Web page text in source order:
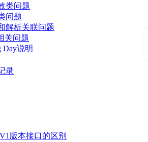
类问题
问题
解析关联问题
关问题
Day说明
录
版本接口的区别